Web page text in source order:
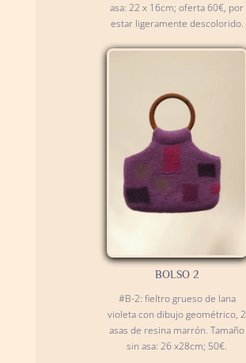
asa: 22 x 16cm; oferta 60€, por
estar ligeramente descolorido.
BOLSO 2
#B-2: fieltro grueso de lana
violeta con dibujo geométrico, 2
asas de resina marrón. Tamaño
sin asa: 26 x28cm; 50€.